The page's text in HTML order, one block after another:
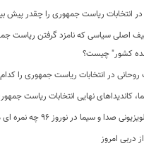
انتخابات ریاست جمهوری را چقدر پیش
اصلی سیاسی که نامزد گرفتن ریاست
کشور" چیست؟
در انتخابات ریاست جمهوری را کدام
کاندیداهای نهایی انتخابات ریاست
صدا و سیما در نوروز 96 چه نمره ای می دهید؟
دربی امروز